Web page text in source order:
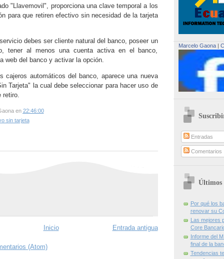
"Llavemovil", proporciona una clave temporal a los
para que retiren efectivo sin necesidad de la tarjeta
debes ser cliente natural del banco, poseer un
tener al menos una cuenta activa en el banco,
web del banco y activar la opción.
cajeros automáticos del banco, aparece una nueva
Tarjeta" la cual debe seleccionar para hacer uso de
retiro.
en 22:46:00
sin tarjeta
Entrada antigua
Inicio
(Atom)
Marcelo Gaona|
Entradas
Comentarios
Últimos
Por qué los
renovar su
Las mejores
Core
Informe del
final de la
Tendencias